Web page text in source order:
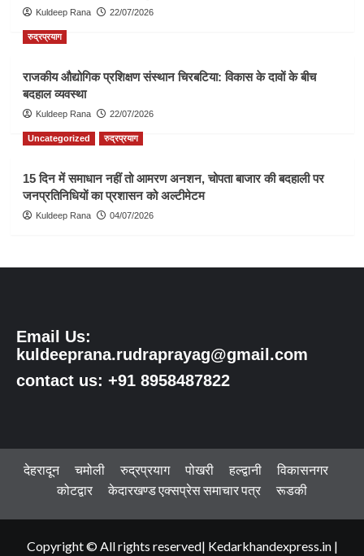
Kuldeep Rana 22/07/2026
रुद्रप्रयाग
राजकीय औद्योगिक प्रशिक्षण संस्थान चिरबटिया: विकास के दावों के बीच
बदहाल व्यवस्था
Kuldeep Rana 22/07/2026
Uncategorized रुद्रप्रयाग
15 दिन में समाधान नहीं तो आमरण अनशन, चोपता बाजार की बदहाली पर
जनप्रतिनिधियों का प्रशासन को अल्टीमेटम
Kuldeep Rana 04/07/2026
Email Us:
kuldeeprana.rudraprayag@gmail.com
contact us: +91 8958487822
देहरादून चमोली रुद्रप्रयाग पोखरी हल्द्वानी
विकासनगर
कोटद्वार
केदारखण्ड एक्सप्रेस समाचार पत्र रूडकी
Copyright © All rights reserved| Kedarkhandexpress.in |